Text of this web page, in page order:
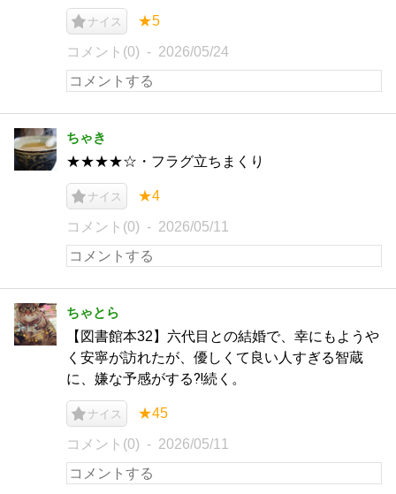
ナイス ★5
コメント(0) 2026/05/24
ちゃき
★★★★☆・フラグ立ちまくり
ナイス ★4
コメント(0) 2026/05/11
ちゃとら
【図書館本32】六代目との結婚で、幸にもようや
く安寧が訪れたが、優しくて良い人すぎる智蔵
に、嫌な予感がする⁈続く。
ナイス ★45
コメント(0) 2026/05/11